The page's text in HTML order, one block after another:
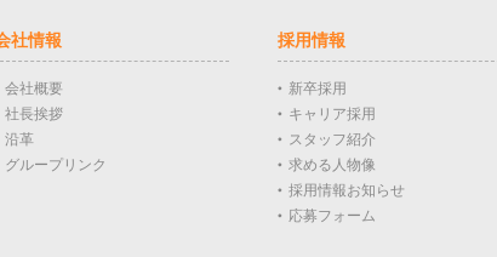
社情報
会社概要
社長挨拶
沿革
グループリンク
採用情報
新卒採用
キャリア採用
スタッフ紹介
求める人物像
採用情報お知らせ
応募フォーム